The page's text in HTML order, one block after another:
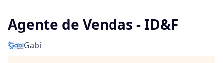
Agente de Vendas - ID&F
Gabi